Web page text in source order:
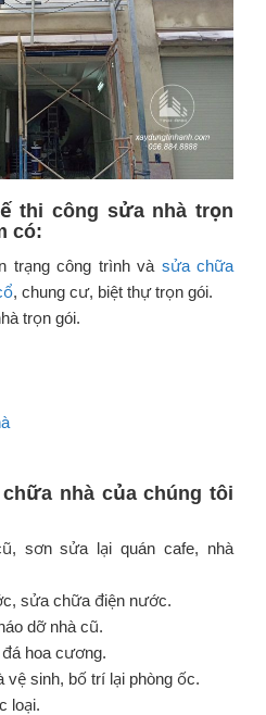
thi công sửa nhà trọn
có:
trạng công trình và sửa chữa
, chung cư, biệt thự trọn gói.
trọn gói.
nhà của chúng tôi
sơn sửa lại quán cafe, nhà
sửa chữa điện nước.
dỡ nhà cũ.
hoa cương.
vệ sinh, bố trí lại phòng ốc.
loại.